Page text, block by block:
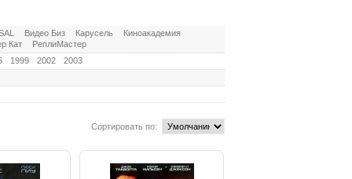
Видео Биз Карусель
Киноакадемия
Кат
РеплиМастер
1999 2002
2003
Сортировать по: